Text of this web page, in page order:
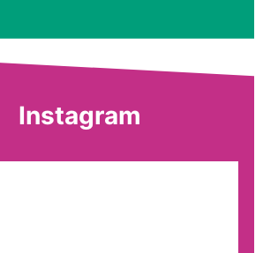
Instagram